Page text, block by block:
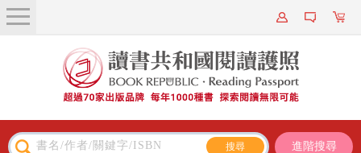
關於我們
近期新書
進階搜尋